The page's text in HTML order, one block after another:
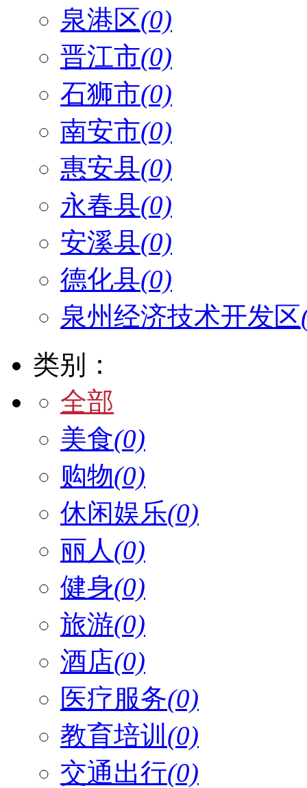
泉港区(0)
晋江市(0)
石狮市(0)
南安市(0)
惠安县(0)
永春县(0)
安溪县(0)
德化县(0)
泉州经济技术开发区
类别：
全部
美食(0)
购物(0)
休闲娱乐(0)
丽人(0)
健身(0)
旅游(0)
酒店(0)
医疗服务(0)
教育培训 (0)
交通出行(0)